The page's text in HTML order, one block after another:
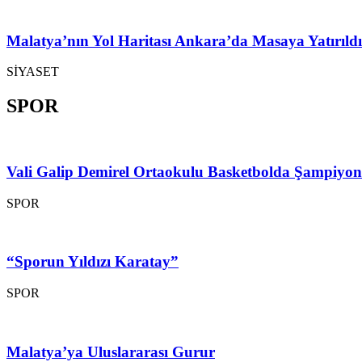
Malatya’nın Yol Haritası Ankara’da Masaya Yatırıldı
SİYASET
SPOR
Vali Galip Demirel Ortaokulu Basketbolda
SPOR
“Sporun Yıldızı Karatay”
SPOR
Malatya’ya Uluslararası Gurur